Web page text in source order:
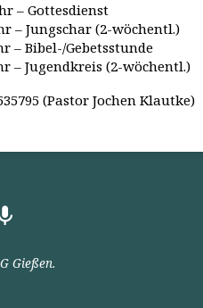
– Gottesdienst
– Jungschar (2-wöchentl.)
– Bibel-/Gebetsstunde
– Jugendkreis (2-wöchentl.)
(Pastor Jochen Klautke)
Gießen.